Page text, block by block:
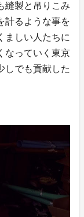
縫製と吊りこみ
計るような事を
ましい人たちに
なっていく東京
しでも貢献した